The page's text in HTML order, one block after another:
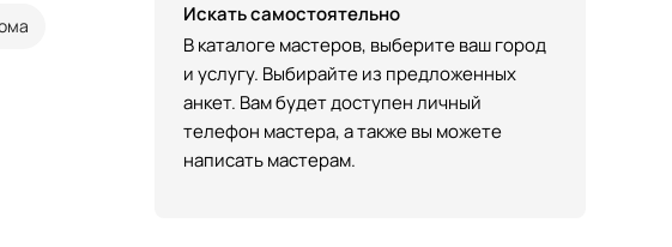
Искать самостоятельно
В каталоге мастеров, выберите ваш город
и услугу. Выбирайте из предложенных
анкет. Вам будет доступен личный
телефон мастера, а также вы можете
написать мастерам.